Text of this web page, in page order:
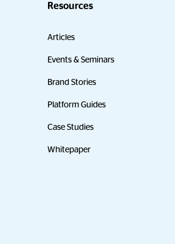
Resources
Articles
Events & Seminars
Brand Stories
Platform Guides
Case Studies
Whitepaper